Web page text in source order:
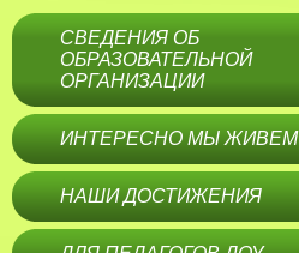
СВЕДЕНИЯ ОБ
ОБРАЗОВАТЕЛЬНОЙ
ОРГАНИЗАЦИИ
ИНТЕРЕСНО МЫ ЖИВЕМ
НАШИ ДОСТИЖЕНИЯ